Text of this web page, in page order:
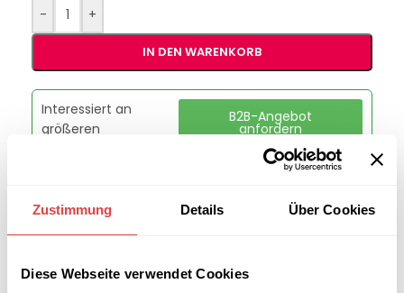
Zustimmung Details Über Cookies
Diese Webseite verwendet Cookies
- +
IN DEN WARENKORB
Interessiert an
größeren
B2B-Angebot
anfordern
Artikelnummer:
26528010
Kategorie: Arbeits- & Catering-Klapptische